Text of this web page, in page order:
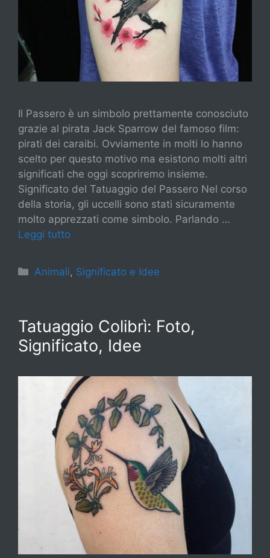
Il Passero è un simbolo prettamente conosciuto
grazie al pirata Jack Sparrow del famoso film:
pirati dei caraibi. Ovviamente in molti lo hanno
scelto per questo motivo ma esistono molti altri
significati che oggi scopriremo insieme.
Significato del Tatuaggio del Passero Nel corso
della storia, gli uccelli sono stati sicuramente
molto apprezzati come simbolo. Parlando …
Leggi tutto
Categorie
Animali, Significato e Idee
Tatuaggio Colibrì: Foto,
Significato, Idee